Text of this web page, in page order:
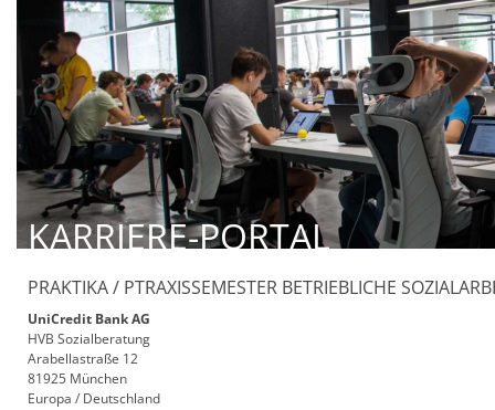
KARRIERE-PORTAL
PRAKTIKA / PTRAXISSEMESTER BETRIEBLICHE
UniCredit Bank AG
HVB Sozialberatung
Arabellastraße 12
81925 München
Europa / Deutschland